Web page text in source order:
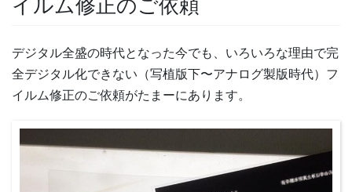
イルム修正のご依頼
デジタル全盛の時代となった今でも、いろいろな理由で完
全デジタル化できない（写植版下〜アナログ製版時代）フ
イルム修正のご依頼がたまーにあります。